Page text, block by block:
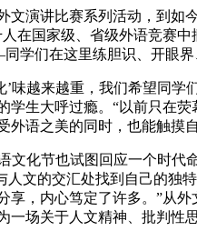
演讲比赛系列活动，到如
在国家级、省级外语竞赛
学们在这里练胆识、开眼
越来越重，我们希望同学
学生大呼过瘾。“以前只在
语之美的同时，也能触摸
节也试图回应一个时代
人文的交汇处找到自己的
享，内心笃定了许多。”从
一场关于人文精神、批判性